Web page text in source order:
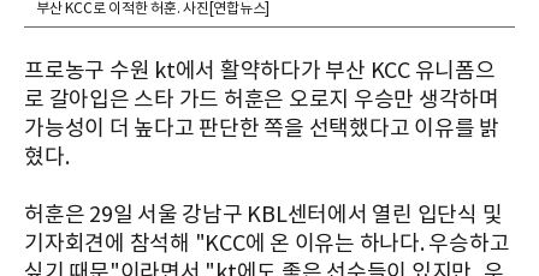
부산 KCC로 이적한 허훈. 사진[연합뉴스]
프로농구 수원 kt에서 활약하다가 부산 KCC 유니폼으
로 갈아입은 스타 가드 허훈은 오로지 우승만 생각하며
가능성이 더 높다고 판단한 쪽을 선택했다고 이유를 밝
혔다.
허훈은 29일 서울 강남구 KBL센터에서 열린 입단식 및
기자회견에 참석해 "KCC에 온 이유는 하나다. 우승하고